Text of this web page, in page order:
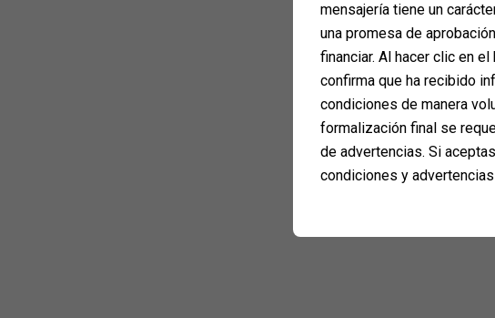
mensajería tiene un
una promesa de
financiar. Al hacer clic en
confirma que ha recibido
condiciones de manera
formalización final se
de advertencias. Si
condiciones y